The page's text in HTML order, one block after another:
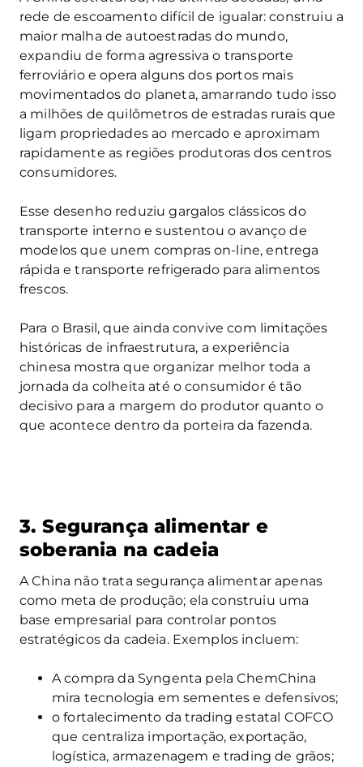
rede de escoamento difícil de igualar: construiu a
maior malha de autoestradas do mundo,
expandiu de forma agressiva o transporte
ferroviário e opera alguns dos portos mais
movimentados do planeta, amarrando tudo isso
a milhões de quilômetros de estradas rurais que
ligam propriedades ao mercado e aproximam
rapidamente as regiões produtoras dos centros
consumidores.
Esse desenho reduziu gargalos clássicos do
transporte interno e sustentou o avanço de
modelos que unem compras on‑line, entrega
rápida e transporte refrigerado para alimentos
frescos.
Para o Brasil, que ainda convive com limitações
históricas de infraestrutura, a experiência
chinesa mostra que organizar melhor toda a
jornada da colheita até o consumidor é tão
decisivo para a margem do produtor quanto o
que acontece dentro da porteira da fazenda.
3. Segurança alimentar e
soberania na cadeia
A China não trata segurança alimentar apenas
como meta de produção; ela construiu uma
base empresarial para controlar pontos
estratégicos da cadeia. Exemplos incluem:
A compra da Syngenta pela ChemChina
mira tecnologia em sementes e defensivos;
o fortalecimento da trading estatal COFCO
que centraliza importação, exportação,
logística, armazenagem e trading de grãos;